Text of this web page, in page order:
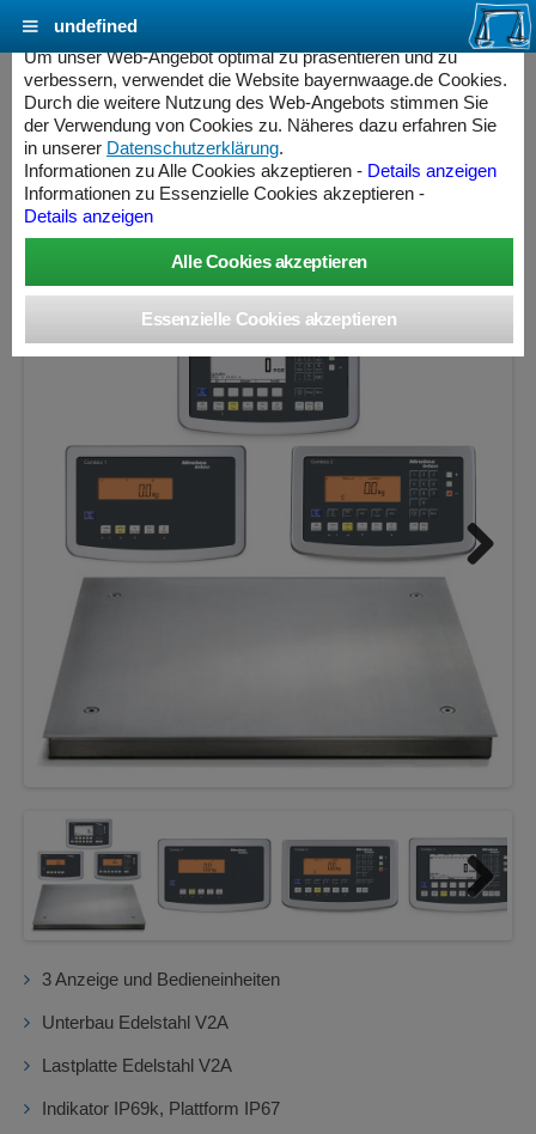
MINEBEA INTEC Combics Plattformwaage 4-
1500II-NCE Edelstahl V2A
Wägebereich: 600 / 1500 kg, Ablesbarkeit: 200 / 500 g,
Eichschritt: 200 / 500 g, eichfähig
Next
3 Anzeige und Bedieneinheiten
Unterbau Edelstahl V2A
Lastplatte Edelstahl V2A
Indikator IP69k, Plattform IP67
Cookie Einstellungen - bayernwaage.de
Um unser Web-Angebot optimal zu präsentieren und zu
verbessern, verwendet die Website bayernwaage.de Cookies.
Durch die weitere Nutzung des Web-Angebots stimmen Sie
der Verwendung von Cookies zu. Näheres dazu erfahren Sie
in unserer Datenschutzerklärung.
Informationen zu Alle Cookies akzeptieren - Details anzeigen
Informationen zu Essenzielle Cookies akzeptieren -
Details anzeigen
undefined
Controller